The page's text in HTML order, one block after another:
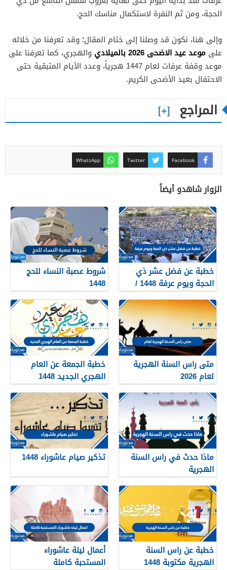
الحجة، ومن ثم النفرة لاستكمال مناسك الحج.
وإلى هنا، نكون قد وصلنا إلى ختام المقال؛ وقد تعرفنا من خلاله
على موعد عيد الاضحى 2026 بالميلادي
والهجري، كما تعرفنا على
موعد وقفة عرفات لعام 1447 هجرياً، وعدد الأيام المتبقية حتى
الاحتفال بعيد الأضحى الكريم.
المراجع
Facebook
Twitter
WhatsApp
الزوار شاهدو أيضاً
خطبة عن فضل عشر ذي
الحجة ويوم عرفة 1448 /
2026
شروط عصبة النساء للحج
1448
متى راس السنة الهجرية
لعام 2026
خطبة الجمعة عن العام
الهجري الجديد 1448
ماذا حدث في راس السنة
الهجرية
تذكير صيام عاشوراء 1448
خطبة عن راس السنة
الهجرية مكتوبة 1448
أعمال ليلة عاشوراء
المستحبة كاملة